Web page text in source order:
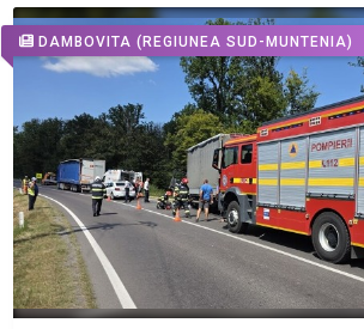
DAMBOVITA (REGIUNEA SUD-MUNTENIA)